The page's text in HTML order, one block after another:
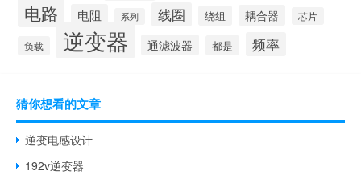
电路 电阻 系列 线圈 绕组 耦合器 芯片
负载 逆变器 通滤波器 都是 频率
猜你想看的文章
逆变电感设计
192v逆变器